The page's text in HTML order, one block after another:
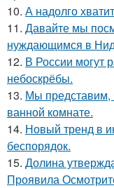
10. А надолго
11. Давайте мы
нуждающимся в
12. В России могут
небоскрёбы.
13. Мы представим,
ванной комнате.
14. Новый тренд в
беспорядок.
15. Долина
Проявила